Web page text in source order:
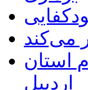
می‌کند
استان
اردبیل